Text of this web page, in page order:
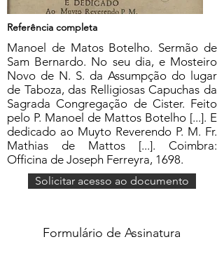
Referência completa
Manoel de Matos Botelho. Sermão de
Sam Bernardo. No seu dia, e Mosteiro
Novo de N. S. da Assumpção do lugar
de Taboza, das Relligiosas Capuchas da
Sagrada Congregação de Cister. Feito
pelo P. Manoel de Mattos Botelho [...]. E
dedicado ao Muyto Reverendo P. M. Fr.
Mathias de Mattos [...]. Coimbra:
Officina de Joseph Ferreyra, 1698.
Solicitar acesso ao documento
Formulário de Assinatura